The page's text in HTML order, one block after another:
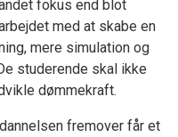
fokus end blot
med at skabe en
mere simulation og
studerende skal ikke
dømmekraft.
fremover får et